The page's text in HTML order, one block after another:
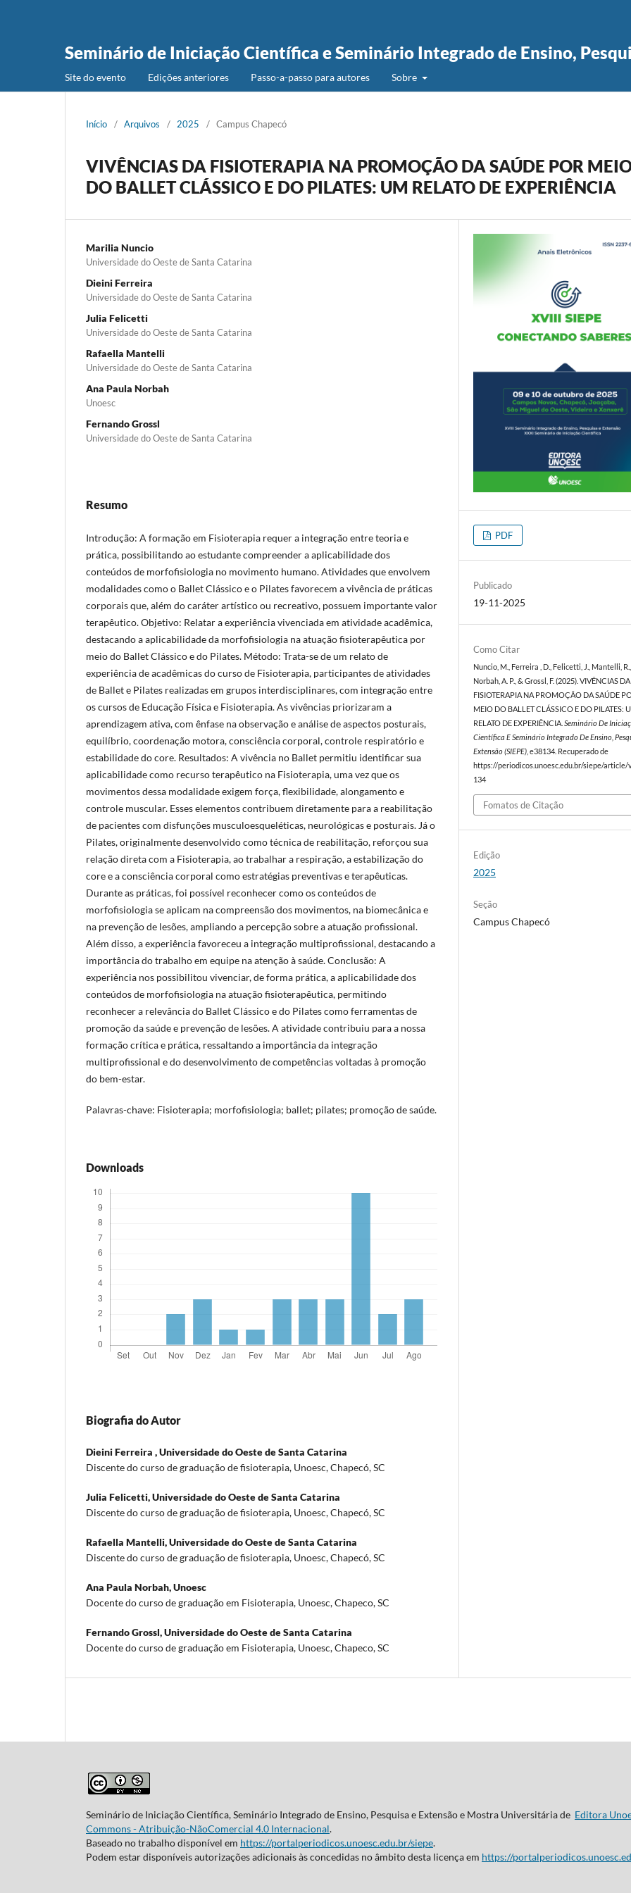
Seminário de Iniciação Científica e Seminário Integrado de Ensino,
Site do evento Edições anteriores Passo-a-passo para autores Sobre
Início / Arquivos / 2025 / Campus Chapecó
VIVÊNCIAS DA FISIOTERAPIA NA PROMOÇÃO DA SAÚDE POR
DO BALLET CLÁSSICO E DO PILATES: UM RELATO DE EXPERIÊNCIA
Marilia Nuncio
Universidade do Oeste de Santa Catarina
Dieini Ferreira
Universidade do Oeste de Santa Catarina
Julia Felicetti
Universidade do Oeste de Santa Catarina
Rafaella Mantelli
Universidade do Oeste de Santa Catarina
Ana Paula Norbah
Unoesc
Fernando Grossl
Universidade do Oeste de Santa Catarina
Resumo
Introdução: A formação em Fisioterapia requer a integração entre teoria e
prática, possibilitando ao estudante compreender a aplicabilidade dos
conteúdos de morfofisiologia no movimento humano. Atividades que envolvem
modalidades como o Ballet Clássico e o Pilates favorecem a vivência de práticas
corporais que, além do caráter artístico ou recreativo, possuem importante valor
terapêutico. Objetivo: Relatar a experiência vivenciada em atividade acadêmica,
destacando a aplicabilidade da morfofisiologia na atuação fisioterapêutica por
meio do Ballet Clássico e do Pilates. Método: Trata-se de um relato de
experiência de acadêmicas do curso de Fisioterapia, participantes de atividades
de Ballet e Pilates realizadas em grupos interdisciplinares, com integração entre
os cursos de Educação Física e Fisioterapia. As vivências priorizaram a
aprendizagem ativa, com ênfase na observação e análise de aspectos posturais,
equilíbrio, coordenação motora, consciência corporal, controle respiratório e
estabilidade do core. Resultados: A vivência no Ballet permitiu identificar sua
aplicabilidade como recurso terapêutico na Fisioterapia, uma vez que os
movimentos dessa modalidade exigem força, flexibilidade, alongamento e
controle muscular. Esses elementos contribuem diretamente para a reabilitação
de pacientes com disfunções musculoesqueléticas, neurológicas e posturais. Já o
Pilates, originalmente desenvolvido como técnica de reabilitação, reforçou sua
relação direta com a Fisioterapia, ao trabalhar a respiração, a estabilização do
core e a consciência corporal como estratégias preventivas e terapêuticas.
Durante as práticas, foi possível reconhecer como os conteúdos de
morfofisiologia se aplicam na compreensão dos movimentos, na biomecânica e
na prevenção de lesões, ampliando a percepção sobre a atuação profissional.
Além disso, a experiência favoreceu a integração multiprofissional, destacando a
importância do trabalho em equipe na atenção à saúde. Conclusão: A
experiência nos possibilitou vivenciar, de forma prática, a aplicabilidade dos
conteúdos de morfofisiologia na atuação fisioterapêutica, permitindo
reconhecer a relevância do Ballet Clássico e do Pilates como ferramentas de
promoção da saúde e prevenção de lesões. A atividade contribuiu para a nossa
formação crítica e prática, ressaltando a importância da integração
multiprofissional e do desenvolvimento de competências voltadas à promoção
do bem-estar.
Palavras-chave: Fisioterapia; morfofisiologia; ballet; pilates; promoção de saúde.
Downloads
Biografia do Autor
Dieini Ferreira ,Universidade do Oeste de Santa Catarina
Discente do curso de graduação de fisioterapia, Unoesc, Chapecó, SC
Julia Felicetti,Universidade do Oeste de Santa Catarina
Discente do curso de graduação de fisioterapia, Unoesc, Chapecó, SC
Rafaella Mantelli,Universidade do Oeste de Santa Catarina
Discente do curso de graduação de fisioterapia, Unoesc, Chapecó, SC
Ana Paula Norbah,Unoesc
Docente do curso de graduação em Fisioterapia, Unoesc, Chapeco, SC
Fernando Grossl,Universidade do Oeste de Santa Catarina
Docente do curso de graduação em Fisioterapia, Unoesc, Chapeco, SC
PDF
Publicado
19-11-2025
Como Citar
Nuncio, M., Ferreira , D., Felicetti, J., Mantelli, R.,
Norbah, A. P., & Grossl, F. (2025). VIVÊNCIAS DA
FISIOTERAPIA NA PROMOÇÃO DA SAÚDE
MEIO DO BALLET CLÁSSICO E DO PILATES:
RELATO DE EXPERIÊNCIA.Seminário De
Científica E Seminário Integrado De Ensino,
Extensão (SIEPE), e38134. Recuperado de
https://periodicos.unoesc.edu.br/siepe/
134
Fomatos de Citação
Edição
2025
Seção
Campus Chapecó
Seminário de Iniciação Científica, Seminário Integrado de Ensino, Pesquisa e Extensão e Mostra Universitária de Editora
Commons - Atribuição-NãoComercial 4.0 Internacional.
Baseado no trabalho disponível em https://portalperiodicos.unoesc.edu.br/siepe.
Podem estar disponíveis autorizações adicionais às concedidas no âmbito desta licença em https://